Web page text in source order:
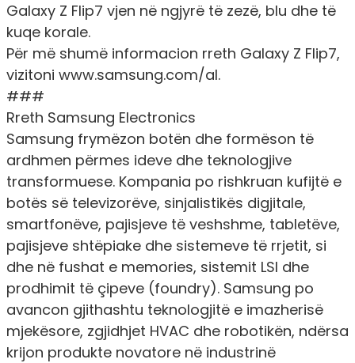
Galaxy Z Flip7 vjen në ngjyrë të zezë, blu dhe të
kuqe korale.
Për më shumë informacion rreth Galaxy Z Flip7,
vizitoni www.samsung.com/al.
###
Rreth Samsung Electronics
Samsung frymëzon botën dhe formëson të
ardhmen përmes ideve dhe teknologjive
transformuese. Kompania po rishkruan kufijtë e
botës së televizorëve, sinjalistikës digjitale,
smartfonëve, pajisjeve të veshshme, tabletëve,
pajisjeve shtëpiake dhe sistemeve të rrjetit, si
dhe në fushat e memories, sistemit LSI dhe
prodhimit të çipeve (foundry). Samsung po
avancon gjithashtu teknologjitë e imazherisë
mjekësore, zgjidhjet HVAC dhe robotikën, ndërsa
krijon produkte novatore në industrinë